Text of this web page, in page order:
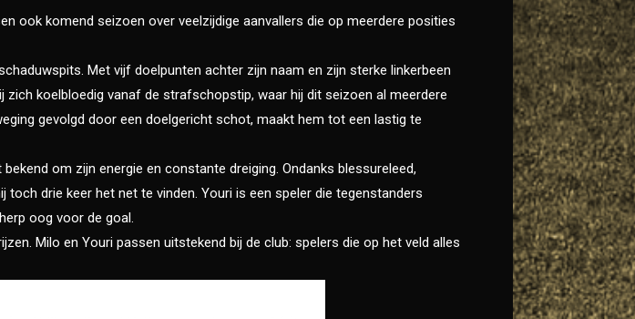
ook komend seizoen over veelzijdige aanvallers die op meerdere posities
Met vijf doelpunten achter zijn naam en zijn sterke linkerbeen
koelbloedig vanaf de strafschopstip, waar hij dit seizoen al meerdere
gevolgd door een doelgericht schot, maakt hem tot een lastig te
om zijn energie en constante dreiging. Ondanks blessureleed,
drie keer het net te vinden. Youri is een speler die tegenstanders
oog voor de goal.
Milo en Youri passen uitstekend bij de club: spelers die op het veld alles